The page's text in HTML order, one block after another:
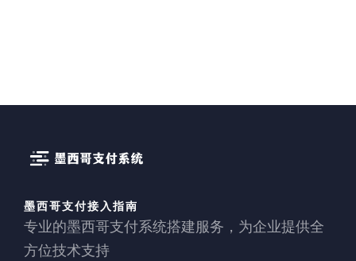
墨西哥支付接入指南
专业的墨西哥支付系统搭建服务，为企业提供全
方位技术支持